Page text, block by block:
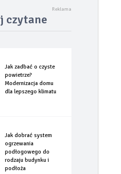
czytane
Jak zadbać o czyste
powietrze?
Modernizacja domu
dla lepszego klimatu
Jak dobrać system
ogrzewania
podłogowego do
rodzaju budynku i
podłoża